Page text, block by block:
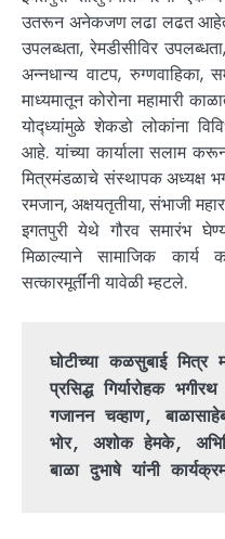
उतरून अनेकजण लढा लढत आहेत.
उपलब्धता, रेमडीसीविर
अन्नधान्य वाटप, रुग्णवाहिका,
माध्यमातून कोरोना महामारी
योद्ध्यांमुळे शेकडो लोकांना
आहे. यांच्या कार्याला सलाम
मित्रमंडळाचे संस्थापक अध्यक्ष
रमजान, अक्षयतृतीया, संभाजी
इगतपुरी येथे गौरव समारंभ
मिळाल्याने सामाजिक
सत्कारमूर्तींनी यावेळी म्हटले.
घोटीच्या कळसुबाई
प्रसिद्ध गिर्यारोहक भगीरथ
गजानन चव्हाण,
भोर, अशोक हेमके,
बाळा दुभाषे यांनी